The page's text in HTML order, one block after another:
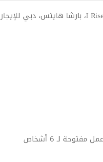
تُسر شركة سفيريا العقارية أن تقدم مكتبًا مُجدد بالكامل ومُرقَّي ومفروش في برج I Rise، بارشا هايتس، دبي للإيجار
لـ 6 أشخاص